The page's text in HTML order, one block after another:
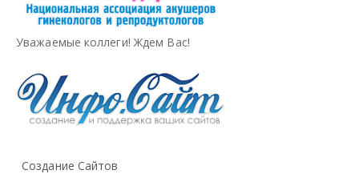
Уважаемые коллеги! Ждем Вас!
Создание Сайтов